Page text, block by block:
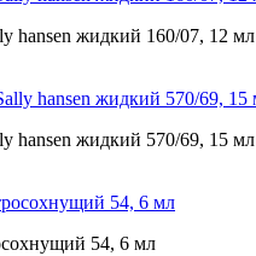
hansen жидкий 160/07, 12 мл
hansen жидкий 570/69, 15 мл
54, 6 мл